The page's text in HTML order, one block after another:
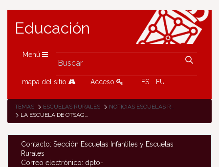
Educación
Menú
mapa del sitio Acceso ES EU
TEMAS ESCUELAS RURALES
NOTICIAS ESCUELAS RURALES
LA ESCUELA DE OTSAGABIA HA RECIBIDO LA VISITA DEL CINEASTA OSKAR ALEGRIA
Contacto: Sección Escuelas Infantiles y Escuelas
Rurales
Correo electrónico: dpto-